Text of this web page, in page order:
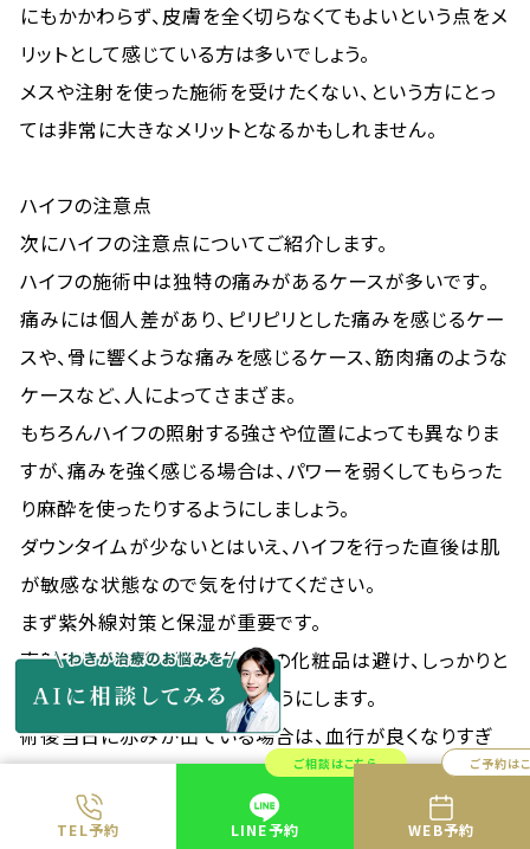
TEL予約
ご相談はこちら
LINE予約
ご予約は
WEB予約
にもかかわらず、皮膚を全く切らなくてもよいという点をメ
リットとして感じている方は多いでしょう。
メスや注射を使った施術を受けたくない、という方にとっ
ては非常に大きなメリットとなるかもしれません。
ハイフの注意点
次にハイフの注意点についてご紹介します。
ハイフの施術中は独特の痛みがあるケースが多いです。
痛みには個人差があり、ピリピリとした痛みを感じるケー
スや、骨に響くような痛みを感じるケース、筋肉痛のような
ケースなど、人によってさまざま。
もちろんハイフの照射する強さや位置によっても異なりま
すが、痛みを強く感じる場合は、パワーを弱くしてもらった
り麻酔を使ったりするようにしましょう。
ダウンタイムが少ないとはいえ、ハイフを行った直後は肌
が敏感な状態なので気を付けてください。
まず紫外線対策と保湿が重要です。
直射日光や刺激が強いタイプの化粧品は避け、しっかりと
保湿し、こまめに水分を取るようにします。
術後当日に赤みが出ている場合は、血行が良くなりすぎ
て悪化しないよう、湯船に浸からずにシャワーのみで済ま
せましょう。